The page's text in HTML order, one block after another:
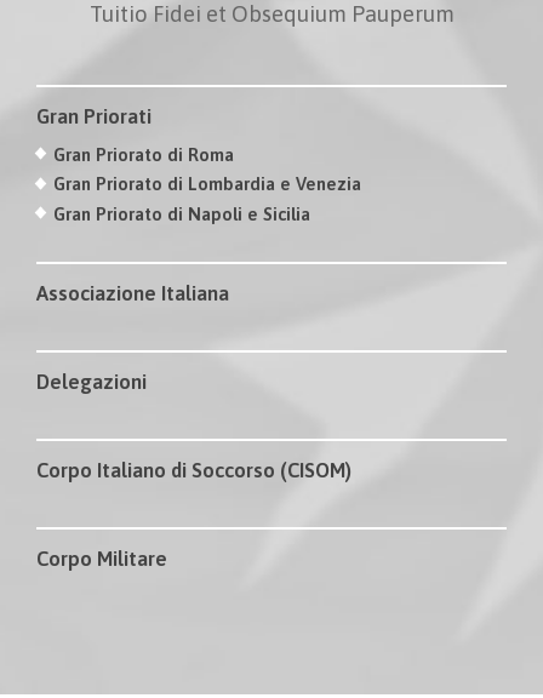
Tuitio Fidei et Obsequium Pauperum
Gran Priorati
Gran Priorato di Roma
Gran Priorato di Lombardia e Venezia
Gran Priorato di Napoli e Sicilia
Associazione Italiana
Delegazioni
Corpo Italiano di Soccorso (CISOM)
Corpo Militare